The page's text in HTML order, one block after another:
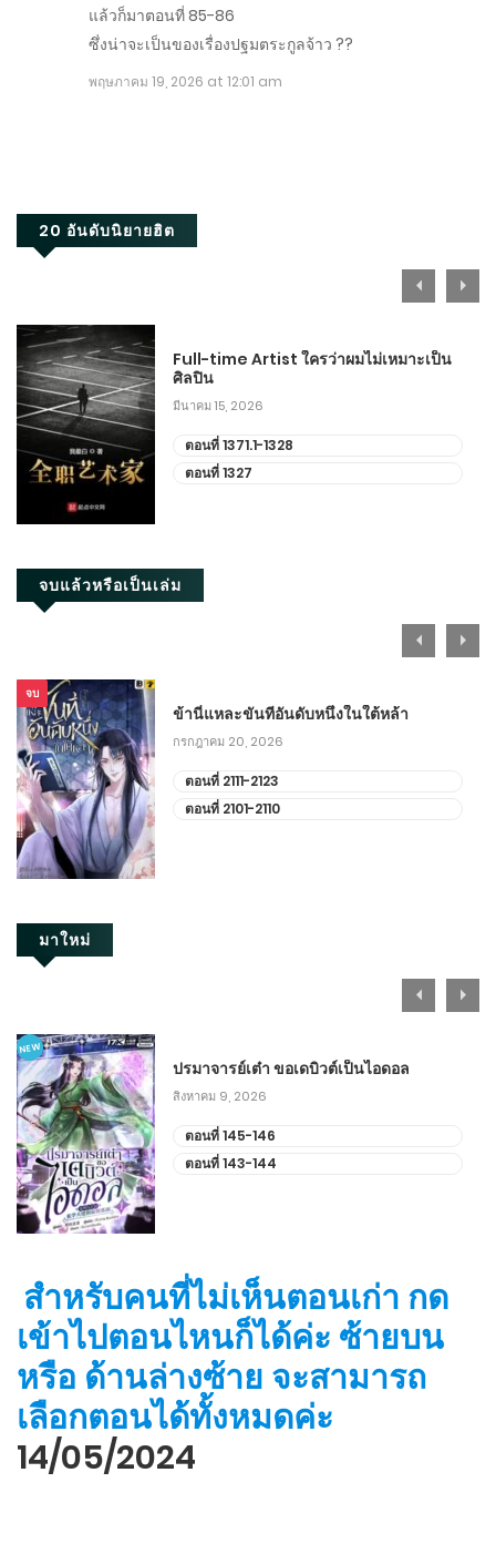
แล้วก็มาตอนที่ 85-86
ซึ่งน่าจะเป็นของเรื่องปฐมตระกูลจ้าว ??
พฤษภาคม 19, 2026 at 12:01 am
20 อันดับนิยายฮิต
Full-time Artist ใครว่าผมไม่เหมาะเป็น
ศิลปิน
มีนาคม 15, 2026
ตอนที่ 1371.1-1328
ตอนที่ 1327
จบแล้วหรือเป็นเล่ม
จบ
ข้านี่แหละขันทีอันดับหนึ่งในใต้หล้า
กรกฎาคม 20, 2026
ตอนที่ 2111-2123
ตอนที่ 2101-2110
มาใหม่
NEW
ปรมาจารย์เต๋า ขอเดบิวต์เป็นไอดอล
สิงหาคม 9, 2026
ตอนที่ 145-146
ตอนที่ 143-144
สำหรับคนที่ไม่เห็นตอนเก่า กด
เข้าไปตอนไหนก็ได้ค่ะ ซ้ายบน
หรือ ด้านล่างซ้าย จะสามารถ
เลือกตอนได้ทั้งหมดค่ะ
14/05/2024